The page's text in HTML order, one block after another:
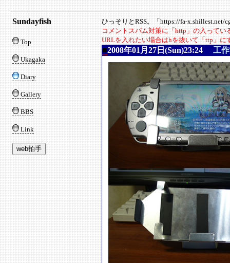
Sundayfish
Top
Ukagaka
Diary
Gallery
BBS
Link
ひっそりとRSS。「https://fa-x.shillest.net/
コメントスパム対策に「http」の入って
URLを入れたい場合はhを抜いて「ttp」に
■2008年01月27日(Sun)23:24 工